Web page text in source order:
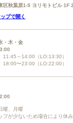
区秋葉原1-5 ヨリモトビル 1F
プで開く
・木・金
～14:00（LO:13:30）
〜23:00（LO:22:00）
曜、月曜
フが少ないため場合により休